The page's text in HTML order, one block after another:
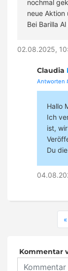
nochmal
neue Aktion
Bei Barilla
02.08.2025,
Claudia
Antworten
Hallo
Ich
ist,
Du
Kommentar